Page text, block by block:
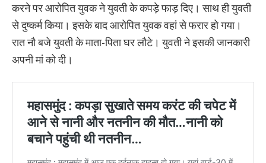
करने पर आरोपित युवक ने युवती के कपड़े फाड़ दिए। साथ ही युवती
से दुष्कर्म किया। इसके बाद आरोपित युवक वहां से फरार हो गया।
रात नौ बजे युवती के माता-पिता घर लौटे। युवती ने इसकी जानकारी
अपनी मां को दी।